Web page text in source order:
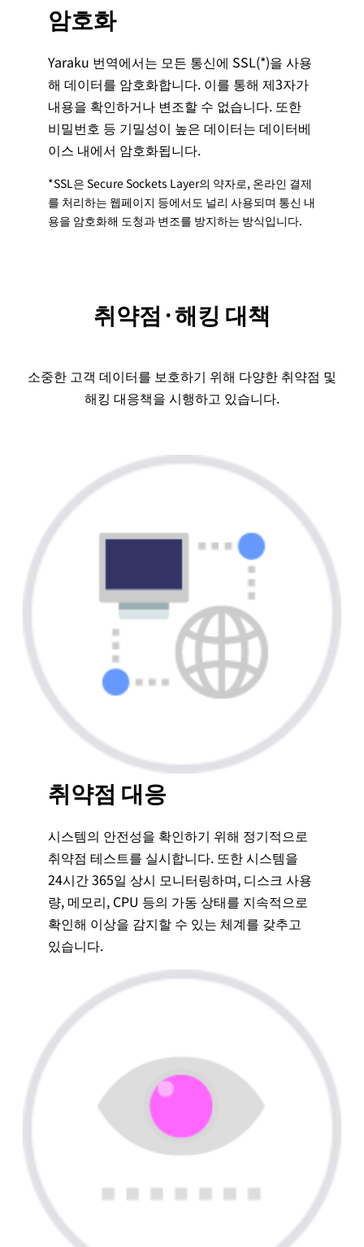
암호화
Yaraku 번역에서는 모든 통신에 SSL(*)을 사용
해 데이터를 암호화합니다. 이를 통해 제3자가
내용을 확인하거나 변조할 수 없습니다. 또한
비밀번호 등 기밀성이 높은 데이터는 데이터베
이스 내에서 암호화됩니다.
*SSL은 Secure Sockets Layer의 약자로, 온라인 결제
를 처리하는 웹페이지 등에서도 널리 사용되며 통신 내
용을 암호화해 도청과 변조를 방지하는 방식입니다.
취약점·해킹 대책
소중한 고객 데이터를 보호하기 위해 다양한 취약점 및
해킹 대응책을 시행하고 있습니다.
취약점 대응
시스템의 안전성을 확인하기 위해 정기적으로
취약점 테스트를 실시합니다. 또한 시스템을
24시간 365일 상시 모니터링하며, 디스크 사용
량, 메모리, CPU 등의 가동 상태를 지속적으로
확인해 이상을 감지할 수 있는 체계를 갖추고
있습니다.